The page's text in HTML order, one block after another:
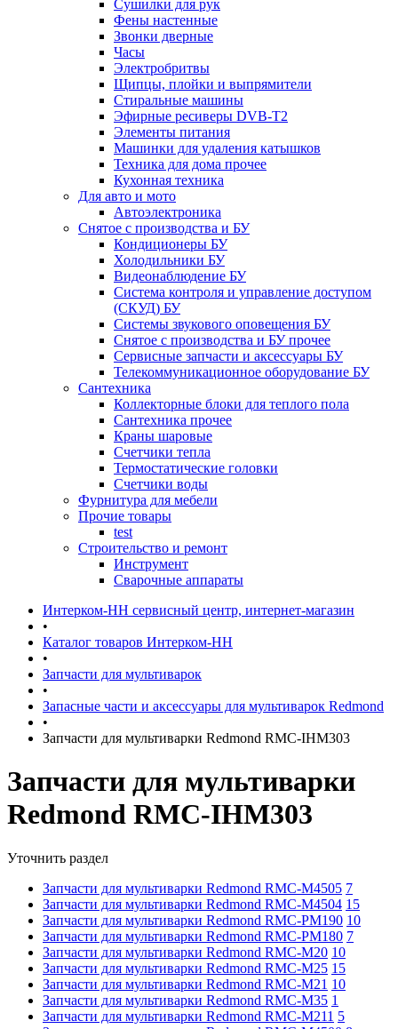
Сушилки для рук
Фены настенные
Звонки дверные
Часы
Электробритвы
Щипцы, плойки и выпрямители
Стиральные машины
Эфирные ресиверы DVB-T2
Элементы питания
Машинки для удаления катышков
Техника для дома прочее
Кухонная техника
Для авто и мото
Автоэлектроника
Снятое с производства и БУ
Кондиционеры БУ
Холодильники БУ
Видеонаблюдение БУ
Система контроля и управление доступом
(СКУД) БУ
Системы звукового оповещения БУ
Снятое с производства и БУ прочее
Сервисные запчасти и аксессуары БУ
Телекоммуникационное оборудование БУ
Сантехника
Коллекторные блоки для теплого пола
Сантехника прочее
Краны шаровые
Счетчики тепла
Термоcтатические головки
Счетчики воды
Фурнитура для мебели
Прочие товары
test
Строительство и ремонт
Инструмент
Сварочные аппараты
Интерком-НН сервисный центр, интернет-магазин
•
Каталог товаров Интерком-НН
•
Запчасти для мультиварок
•
Запасные части и аксессуары для мультиварок Redmond
•
Запчасти для мультиварки Redmond RMC-IHM303
Запчасти для мультиварки
Redmond RMC-IHM303
Уточнить раздел
Запчасти для мультиварки Redmond RMC-M4505 7
Запчасти для мультиварки Redmond RMC-M4504 15
Запчасти для мультиварки Redmond RMC-PM190 10
Запчасти для мультиварки Redmond RMC-PM180 7
Запчасти для мультиварки Redmond RMC-M20 10
Запчасти для мультиварки Redmond RMC-M25 15
Запчасти для мультиварки Redmond RMC-M21 10
Запчасти для мультиварки Redmond RMC-M35 1
Запчасти для мультиварки Redmond RMC-M211 5